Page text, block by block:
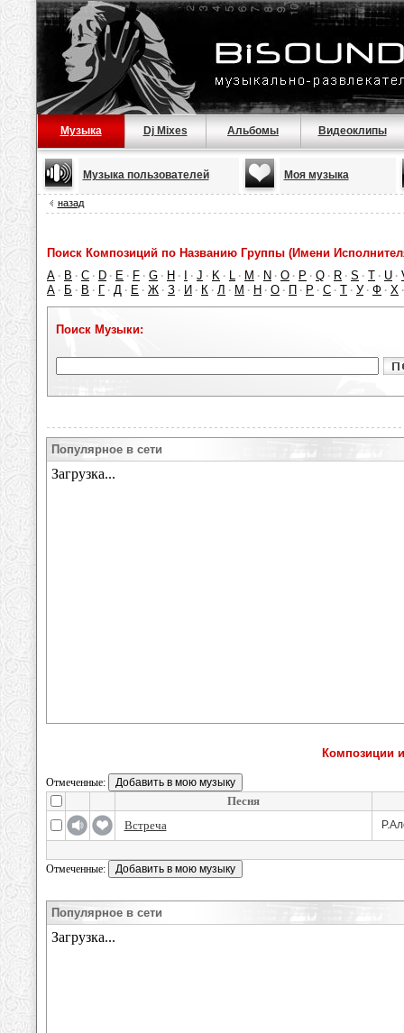
Музыка Dj Mixes Альбомы Видеоклипы
Музыка пользователей Моя музыка
назад
Поиск Композиций по Названию Группы (Имени
A · B · C · D · E · F · G · H · · J · K · L · M · N · O · P · Q · R · S · T · U ·
А · Б · В · Г · Д · Е · Ж · З · И · К · Л · М · Н · О · П · Р · С · Т · У · Ф · Х
Поиск Музыки:
Популярное в сети
Композиции
Отмеченные:
Песня
Встреча
Отмеченные:
Популярное в сети